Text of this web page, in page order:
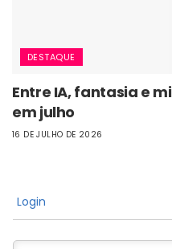
DESTAQUE
Entre IA, fantasia e
em julho
16 DE JULHO DE 2026
Login